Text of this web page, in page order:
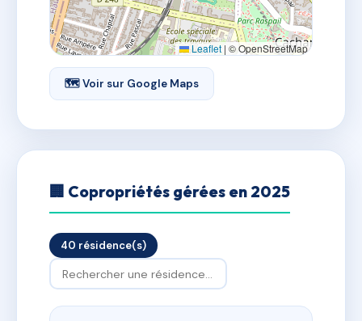
Leaflet | © OpenStreetMap
🗺 Voir sur Google Maps
🏢 Copropriétés gérées en 2025
40 résidence(s)